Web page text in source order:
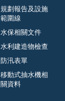
規劃報告及設施
範圍線
水保相關文件
水利建造物檢查
防汛表單
移動式抽水機相
關資料